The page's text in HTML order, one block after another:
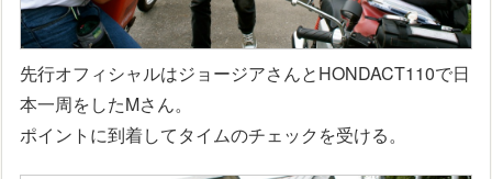
先行オフィシャルはジョージアさんとHONDACT110で日
本一周をしたMさん。
ポイントに到着してタイムのチェックを受ける。